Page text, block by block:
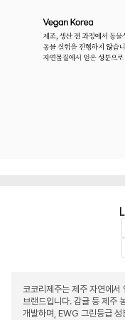
코코리제주는 제주 자연에서
브랜드입니다. 감귤 등 제주
개발하며, EWG 그린등급 성